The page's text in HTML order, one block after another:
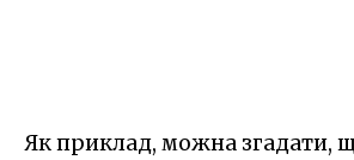
Як приклад, можна згадати,